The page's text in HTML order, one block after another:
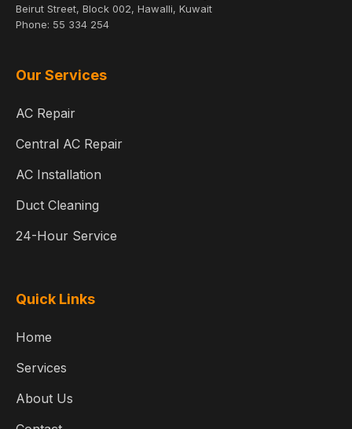
Beirut Street, Block 002, Hawalli, Kuwait
Phone: 55 334 254
Our Services
AC Repair
Central AC Repair
AC Installation
Duct Cleaning
24-Hour Service
Quick Links
Home
Services
About Us